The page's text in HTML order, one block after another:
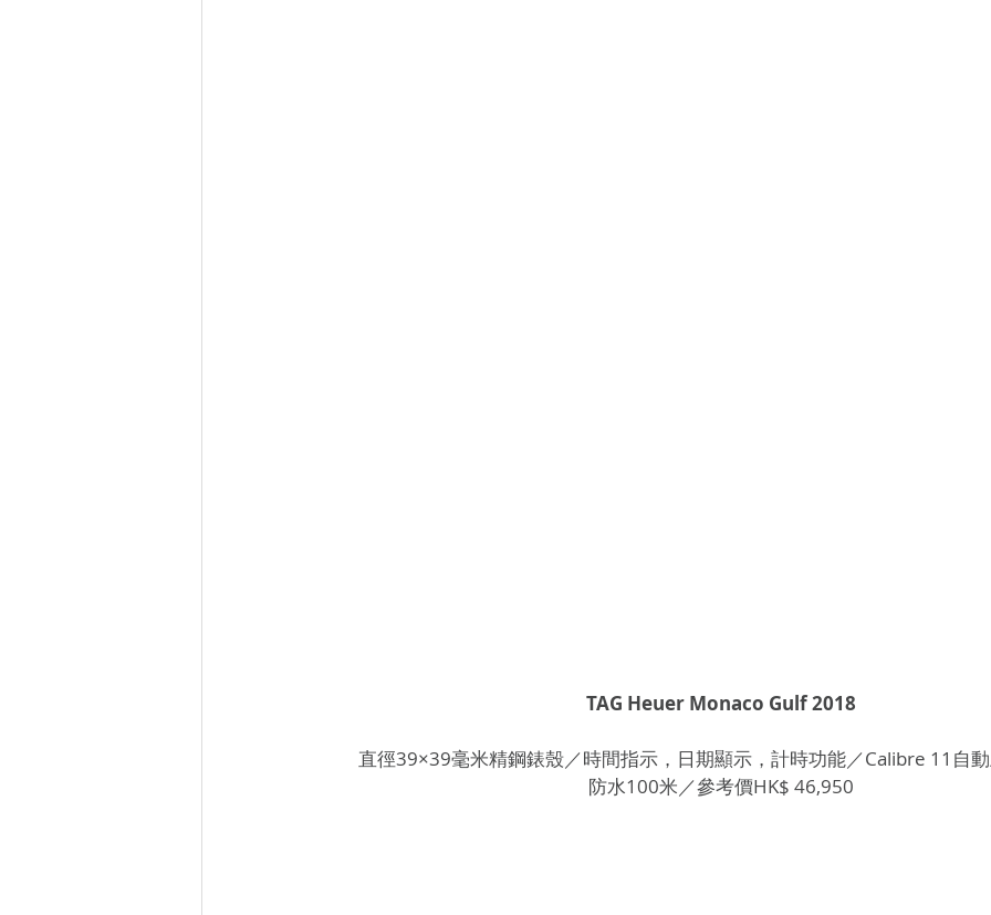
TAG Heuer Monaco Gulf 2018
直徑39×39毫米精鋼錶殼／時間指示，日期顯示，計時功能／Calibre 11自
防水100米／參考價HK$ 46,950